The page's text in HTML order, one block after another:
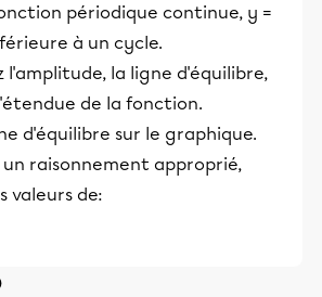
périodique continue, y =
à un cycle.
l'amplitude, la ligne d'équilibre,
de la fonction.
d'équilibre sur le graphique.
raisonnement approprié,
valeurs de: